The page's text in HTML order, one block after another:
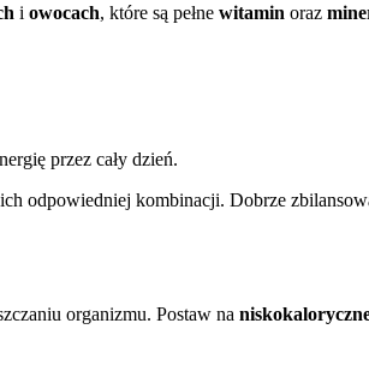
i owocach, które są pełne witamin oraz
przez cały dzień.
odpowiedniej kombinacji. Dobrze
organizmu. Postaw na